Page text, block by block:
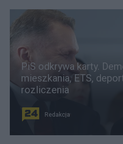
PiS odkrywa karty.
mieszkania, ETS,
rozliczenia
Redakcja